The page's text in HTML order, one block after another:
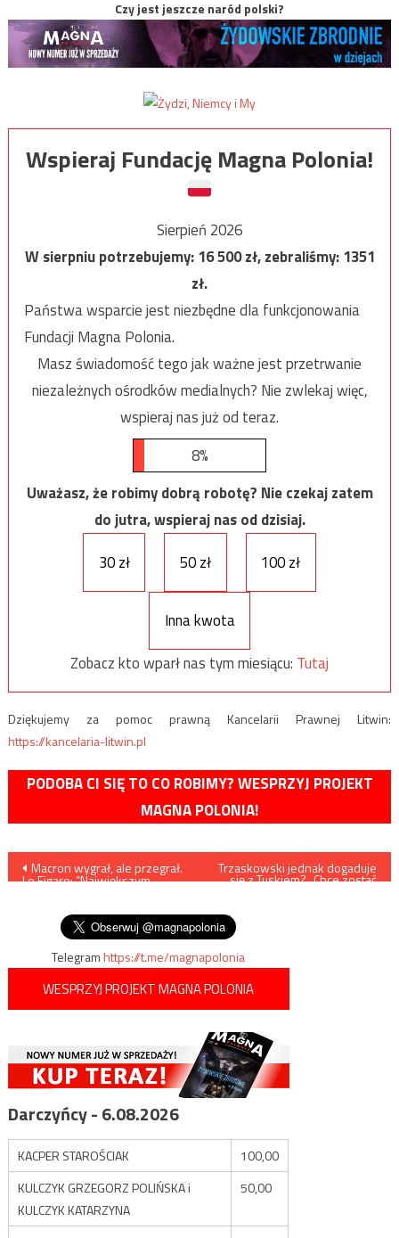
Czy jest jeszcze naród polski?
Wspieraj Fundację Magna Polonia!
Sierpień 2026
W sierpniu potrzebujemy:16 500zł, zebraliśmy:1351
zł.
Państwa wsparcie jest niezbędne dla funkcjonowania
Fundacji Magna Polonia.
Masz świadomość tego jak ważne jest przetrwanie
niezależnych ośrodków medialnych? Nie zwlekaj więc,
wspieraj nas już od teraz.
8%
Uważasz, że robimy dobrą robotę? Nie czekaj zatem
do jutra, wspieraj nas od dzisiaj.
30 zł
50 zł 100 zł
Inna kwota
Zobacz kto wparł nas tym miesiącu: Tutaj
Dziękujemy za pomoc prawną Kancelarii Prawnej Litwin:
https://kancelaria-litwin.pl
PODOBA CI SIĘ TO CO ROBIMY? WESPRZYJ PROJEKT
MAGNA POLONIA!
Nawigacja
Macron wygrał, ale przegrał.
Le Figaro: “Największym
Trzaskowski jednak dogaduje
się z Tuskiem? „Chce zostać
Telegramhttps://t.me/magnapolonia
WESPRZYJ PROJEKT MAGNA POLONIA
Darczyńcy - 6.08.2026
KACPER STAROŚCIAK
100,00
KULCZYK GRZEGORZ POLIŃSKA i
KULCZYK KATARZYNA
50,00